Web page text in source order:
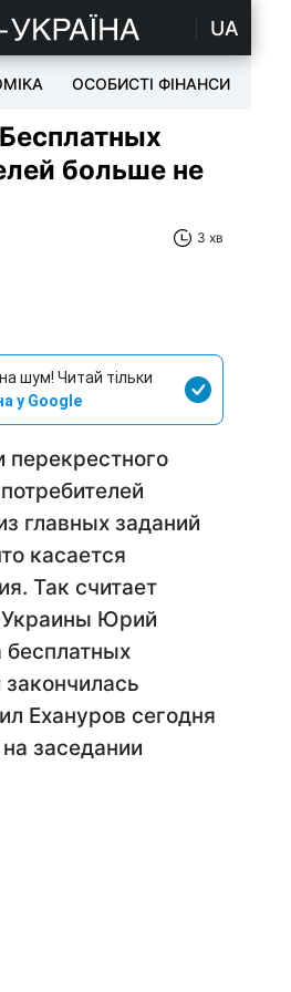
UA
ОСОБИСТІ ФІНАНСИ
больше не
3 хв
шум! Читай тільки
у Google
перекрестного
главных заданий
касается
Так считает
Украины Юрий
бесплатных
закончилась
Ехануров сегодня
заседании